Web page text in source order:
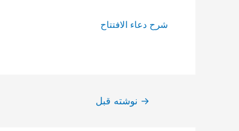
شرح دعاء الافتتاح
راهبری
→ نوشته قبل